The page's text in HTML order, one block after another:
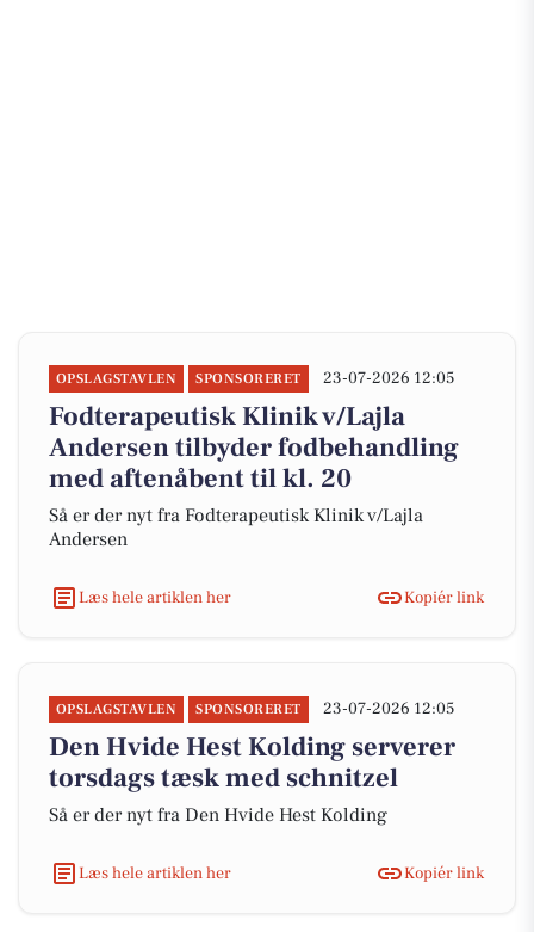
OPSLAGSTAVLEN SPONSORERET 23-07-2026 12:05
Fodterapeutisk Klinik v/Lajla
Andersen tilbyder fodbehandling
med aftenåbent til kl. 20
Så er der nyt fra Fodterapeutisk Klinik v/Lajla
Andersen
Læs hele artiklen her Kopiér link
OPSLAGSTAVLEN SPONSORERET 23-07-2026 12:05
Den Hvide Hest Kolding serverer
torsdags tæsk med schnitzel
Så er der nyt fra Den Hvide Hest Kolding
Læs hele artiklen her Kopiér link